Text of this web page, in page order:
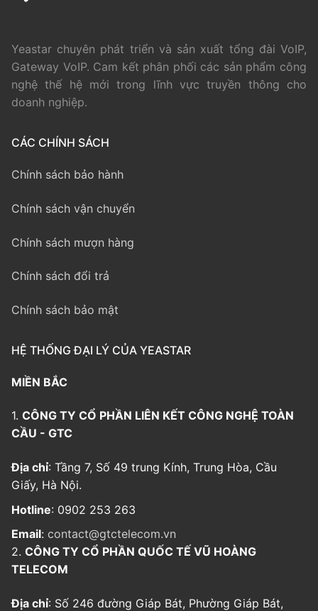
Yeastar chuyên phát triển và sản xuất tổng đài VoIP,
Gateway VoIP. Cam kết phân phối các sản phẩm công
nghệ thế hệ mới trong lĩnh vực truyền thông cho
doanh nghiệp.
CÁC CHÍNH SÁCH
Chính sách bảo hành
Chính sách vận chuyển
Chính sách mượn hàng
Chính sách đổi trả
Chính sách bảo mật
HỆ THỐNG ĐẠI LÝ CỦA YEASTAR
MIỀN BẮC
1. CÔNG TY CỔ PHẦN LIÊN KẾT CÔNG NGHỆ TOÀN
CẦU - GTC
Địa chỉ: Tầng 7, Số 49 trung Kính, Trung Hòa, Cầu
Giấy, Hà Nội.
Hotline: 0902 253 263
Email: contact@gtctelecom.vn
2. CÔNG TY CỔ PHẦN QUỐC TẾ VŨ HOÀNG
TELECOM
Địa chỉ: Số 246 đường Giáp Bát, Phường Giáp Bát,